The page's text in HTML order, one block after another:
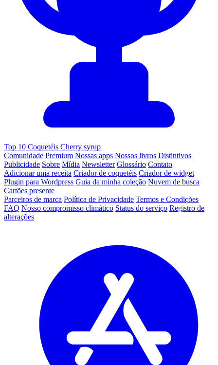
Top 10 Coquetéis Cherry syrup
Comunidade Premium Nossas apps Nossos livros Distintivos
Publicidade Sobre Mídia Newsletter Glossário Contato
Adicionar uma receita Criador de coquetéis Criador de widget
Plugin para Wordpress Guia da minha coleção Nuvem de busca
Cartões presente
Parceiros de marca Política de Privacidade Termos e Condições
FAQ Nosso compromisso climático Status do serviço Registro de
alterações